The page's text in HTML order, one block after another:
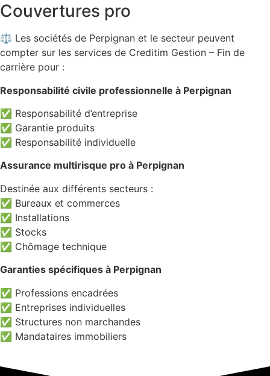
Couvertures pro
⚖️ Les sociétés de Perpignan et le secteur peuvent
compter sur les services de Creditim Gestion – Fin de
carrière pour :
Responsabilité civile professionnelle à Perpignan
✅ Responsabilité d’entreprise
✅ Garantie produits
✅ Responsabilité individuelle
Assurance multirisque pro à Perpignan
Destinée aux différents secteurs :
✅ Bureaux et commerces
✅ Installations
✅ Stocks
✅ Chômage technique
Garanties spécifiques à Perpignan
✅ Professions encadrées
✅ Entreprises individuelles
✅ Structures non marchandes
✅ Mandataires immobiliers